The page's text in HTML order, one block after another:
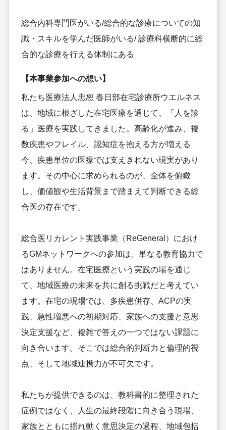
総合内科専門医がいる/総合的な診療についての知
識・スキルを学んだ医師がいる/ 診療科横断的に総
合的な診療を行える体制にある
【本事業参加への想い】
私たち医療法人忠恕 春日部在宅診療所ウエルネス
は、地域に根ざした在宅医療を通じて、「人を診
る」医療を実践してきました。高齢化が進み、複
数疾患やフレイル、認知症を抱える方が増える
今、疾患単位の医療では支えきれない現実があり
ます。その中心に求められるのが、全体を俯瞰
し、価値観や生活背景まで踏まえて判断できる総
合医の存在です。
総合医リカレント実践事業（ReGeneral）におけ
るGMネットワークへの参加は、単なる教育協力で
はありません。在宅医療という実践の場を通じ
て、地域医療の未来を共に創る挑戦だと考えてい
ます。在宅の現場では、多疾患併存、ACPの実
践、急性増悪への初期対応、家族への支援と意思
決定支援など、複雑で答えの一つではない課題に
向き合います。そこでは総合的判断力と倫理的視
点、そして地域連携力が不可欠です。
私たちが提供できるのは、教科書的に整理された
症例ではなく、人生の最終段階に向き合う現場、
家族とともに揺れ動く意思決定の過程、地域包括